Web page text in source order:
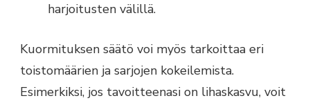
harjoitusten välillä.
Kuormituksen säätö voi myös tarkoittaa eri
toistomäärien ja sarjojen kokeilemista.
Esimerkiksi, jos tavoitteenasi on lihaskasvu, voit